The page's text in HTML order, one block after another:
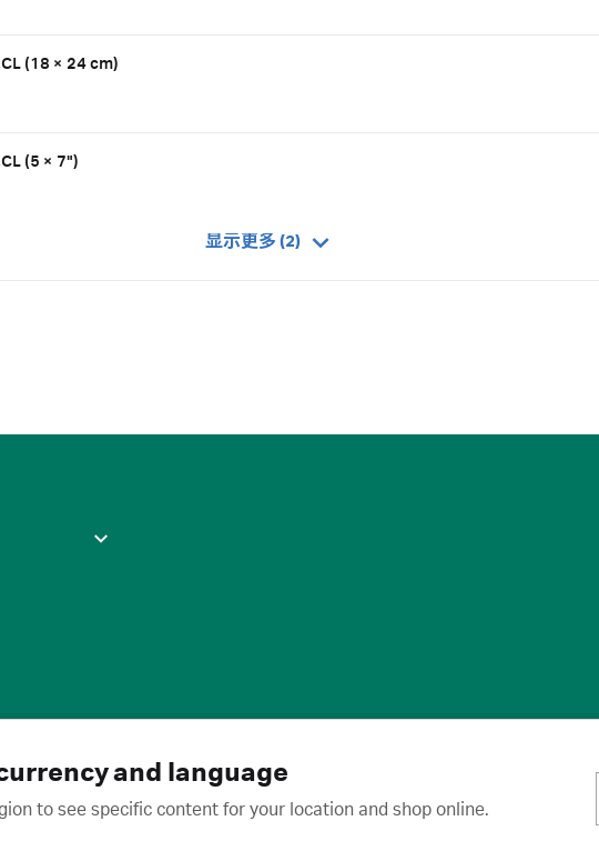
and language
to see specific content for your location and shop online.
(18 × 24 cm)
(5 × 7")
显示更多 (2)
·